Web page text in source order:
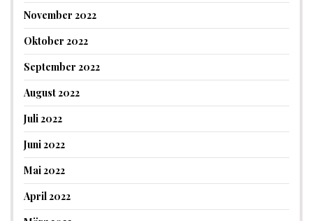
November 2022
Oktober 2022
September 2022
August 2022
Juli 2022
Juni 2022
Mai 2022
April 2022